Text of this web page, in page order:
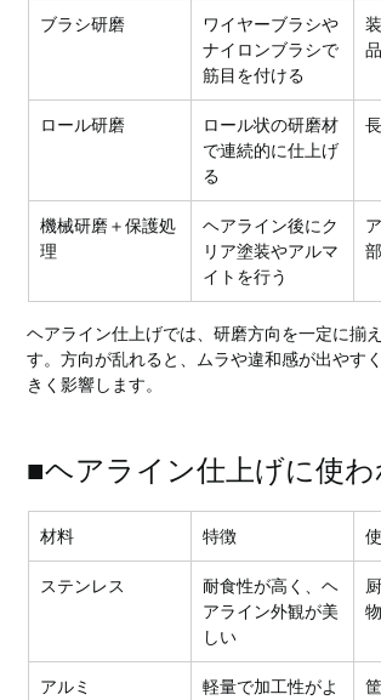
ブラシ研磨
ワイヤーブラシや
ナイロンブラシで
筋目を付ける
品
ロール研磨
ロール状の研磨材
で連続的に仕上げ
る
機械研磨＋保護処
理
ヘアライン後にク
リア塗装やアルマ
イトを行う
ヘアライン仕上げでは、研磨方向を一定に揃
す。方向が乱れると、ムラや違和感が出やす
きく影響します。
■ヘアライン仕上げに使
材料 特徴
ステンレス
耐食性が高く、ヘ
アライン外観が美
しい
アルミ
軽量で加工性がよ